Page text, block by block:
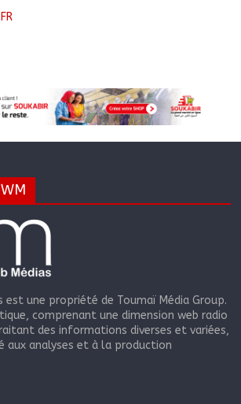
est une propriété de Toumaï Média Group.
comprenant une dimension web radio
des informations diverses et variées,
aux analyses et à la production